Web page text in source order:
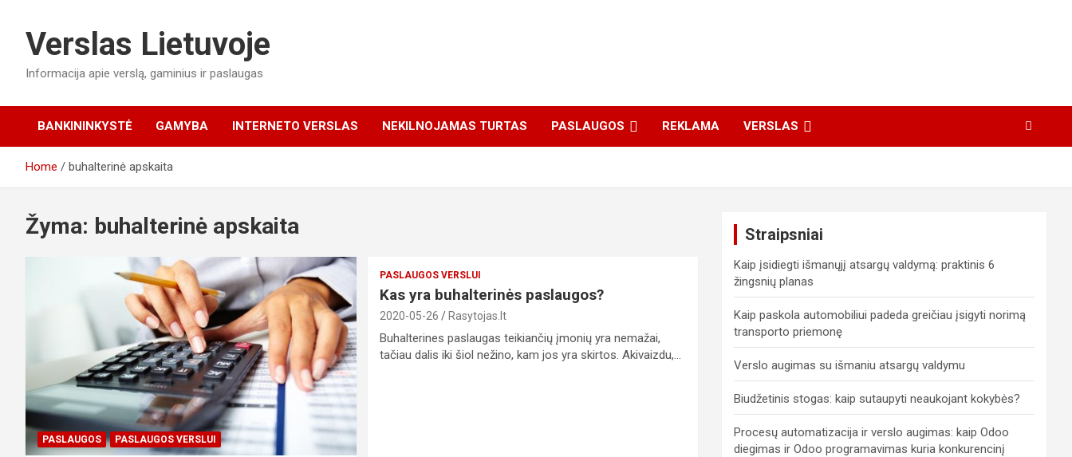
contentVerslas Lietuvoje
Informacija apie verslą, gaminius ir paslaugas
BANKININKYSTĖ GAMYBA INTERNETO VERSLAS NEKILNOJAMAS TURTAS PASLAUGOS REKLAMA VERSLAS
Home buhalterinė apskaita
Žyma: buhalterinė apskaita
PASLAUGOS PASLAUGOS VERSLUI
PASLAUGOS VERSLUI
Kas yra buhalterinės paslaugos?
2020-05-26 Rasytojas.lt
Buhalterines paslaugas teikiančių įmonių yra nemažai,
tačiau dalis iki šiol nežino, kam jos yra skirtos. Akivaizdu,…
Straipsniai
Kaip įsidiegti išmanųjį atsargų valdymą: praktinis 6
žingsnių planas
Kaip paskola automobiliui padeda greičiau įsigyti norimą
transporto priemonę
Verslo augimas su išmaniu atsargų valdymu
Biudžetinis stogas: kaip sutaupyti neaukojant kokybės?
Procesų automatizacija ir verslo augimas: kaip Odoo
diegimas ir Odoo programavimas kuria konkurencinį